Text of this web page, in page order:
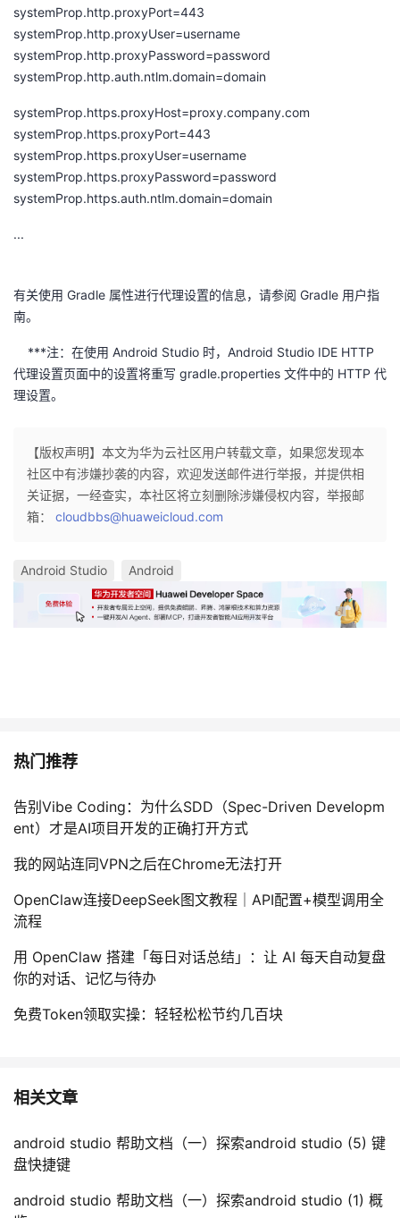
systemProp.http.proxyPort=443
systemProp.http.proxyUser=username
systemProp.http.proxyPassword=password
systemProp.http.auth.ntlm.domain=domain
systemProp.https.proxyHost=proxy.company.com
systemProp.https.proxyPort=443
systemProp.https.proxyUser=username
systemProp.https.proxyPassword=password
systemProp.https.auth.ntlm.domain=domain
...
有关使用 Gradle 属性进行代理设置的信息，请参阅 Gradle 用户指
南。
***注：在使用 Android Studio 时，Android Studio IDE HTTP
代理设置页面中的设置将重写 gradle.properties 文件中的 HTTP 代
理设置。
【版权声明】本文为华为云社区用户转载文章，如果您发现本
社区中有涉嫌抄袭的内容，欢迎发送邮件进行举报，并提供相
关证据，一经查实，本社区将立刻删除涉嫌侵权内容，举报邮
箱： cloudbbs@huaweicloud.com
Android Studio Android
热门推荐
告别Vibe Coding：为什么SDD（Spec-Driven Developm
ent）才是AI项目开发的正确打开方式
我的网站连同VPN之后在Chrome无法打开
OpenClaw连接DeepSeek图文教程｜API配置+模型调用全
流程
用 OpenClaw 搭建「每日对话总结」：让 AI 每天自动复盘
你的对话、记忆与待办
免费Token领取实操：轻轻松松节约几百块
相关文章
android studio 帮助文档（一）探索android studio (5) 键
盘快捷键
android studio 帮助文档（一）探索android studio (1) 概